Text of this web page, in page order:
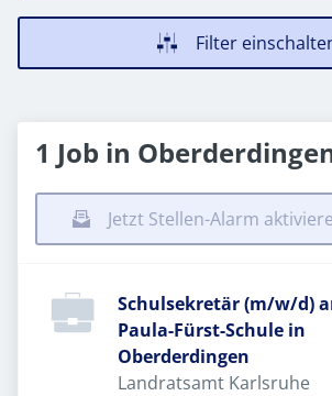
Filter
1 Job in
Jetzt Stellen-Alarm
Schulsekretär (m/w/d)
Paula-Fürst-Schule in
Oberderdingen
Landratsamt Karlsruhe